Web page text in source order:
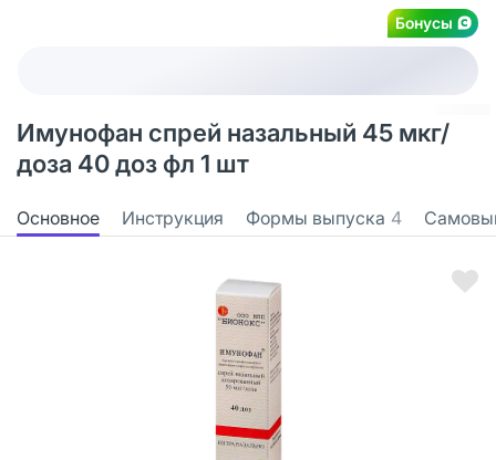
Бонусы
Имунофан спрей назальный 45 мкг/
доза 40 доз фл 1 шт
Основное Инструкция Формы выпуска 4